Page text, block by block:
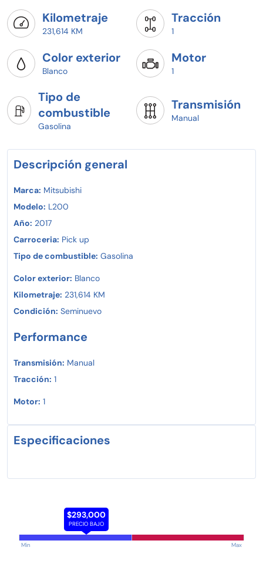
Kilometraje
231,614 KM
Tracción
1
Color exterior
Blanco
Motor
1
Tipo de
combustible
Gasolina
Transmisión
Manual
Descripción general
Marca: Mitsubishi
Modelo: L200
Año: 2017
Carroceria: Pick up
Tipo de combustible: Gasolina
Color exterior: Blanco
Kilometraje: 231,614 KM
Condición: Seminuevo
Performance
Transmisión: Manual
Tracción: 1
Motor: 1
Especificaciones
$293,000
PRECIO BAJO
Min Max